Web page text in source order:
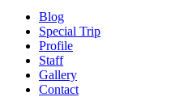
Blog
Special Trip
Profile
Staff
Gallery
Contact